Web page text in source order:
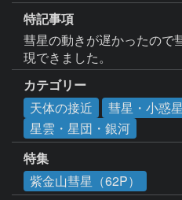
特記事項
彗星の動きが遅かったので
現できました。
カテゴリー
天体の接近
彗星・小惑
星雲・星団・銀河
特集
紫金山彗星（62P）